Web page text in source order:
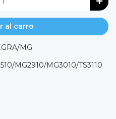
al carro
MG
MG2910/MG3010/TS3110